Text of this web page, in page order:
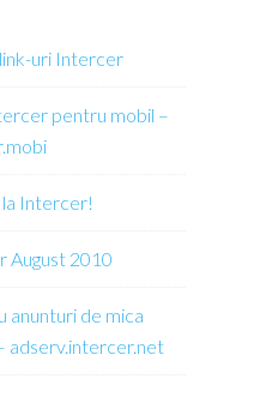
uri Intercer
pentru mobil –
Intercer!
August 2010
anunturi de mica
adserv.intercer.net